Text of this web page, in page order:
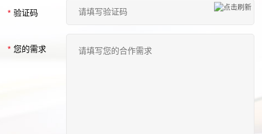
* 验证码
* 您的需求